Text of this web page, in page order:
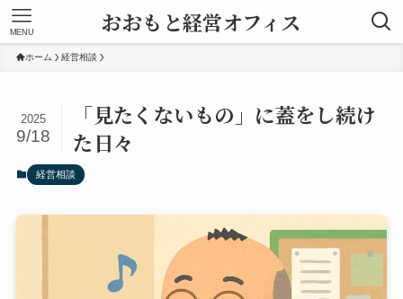
おおもと経営オフィス
MENU
ホーム 経営相談
「見たくないもの」に蓋をし続け
た日々
2025
9/18
経営相談